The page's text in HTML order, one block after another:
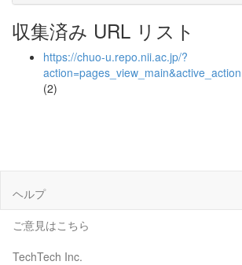
収集済み URL リスト
https://chuo-u.repo.nii.ac.jp/?
(2)
ヘルプ
ご意見はこちら
TechTech Inc.